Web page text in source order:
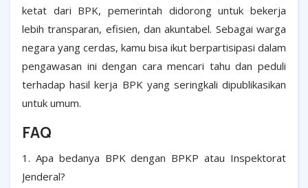
ketat dari BPK, pemerintah didorong untuk bekerja
lebih transparan, efisien, dan akuntabel. Sebagai warga
negara yang cerdas, kamu bisa ikut berpartisipasi dalam
pengawasan ini dengan cara mencari tahu dan peduli
terhadap hasil kerja BPK yang seringkali dipublikasikan
untuk umum.
FAQ
1. Apa bedanya BPK dengan BPKP atau Inspektorat
Jenderal?